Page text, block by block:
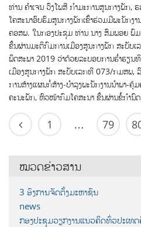
ທ່ານ ຄຳເຈນ ວົງໂພສີ ກຳມະການສູນກາງພັກ,
ໂຄສະນາອົບຮົມສູນກາງພັກເຂົ້າຮ່ວມມີພະນັກ
ຄອສພ. ໃນກອງປະຊຸມ ທ່ານ ນາງ ສົມພອຍ ພົ
ຂື້ນຜ່ານມະຕິກົມການເມືອງສູນກາງພັກ ສະບັ
ພຶດສະພາ 2019 ວ່າດ້ວຍລະບອບການຮ່ຳຮຽນ
ເມືອງສູນກາງພັກ ສະບັບເລກທີ 073/ກມສພ,
ການສ້າງແຜນກໍ່ສ້າງ-ບຳລຸງພະນັກງານນຳພາ-
ຄະນະພັກ, ຫົວໜ້າກົມໂຄສະນາ ຂື້ນຜ່ານຂໍ້ກຳນົ
1 … 79
ໝວດຂ່າວສານ
3 ອົງການຈັດຕັ້ງມະຫາຊົນ
news
ກອງປະຊຸມວຽກງານແນວຄິດທົ່ວປະເທ